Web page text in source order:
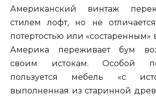
Американский винтаж
стилем лофт, но не
потертостью или
Америка переживает бум
своим истокам. Особой
пользуется мебель «с
выполненная из старинной